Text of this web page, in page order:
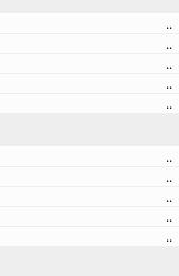
..
..
..
..
..
..
..
..
..
..